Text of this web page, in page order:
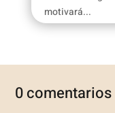
motivará...
0 comentarios